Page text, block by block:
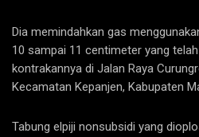
Dia memindahkan gas
10 sampai 11 centimeter yang
kontrakannya di Jalan Raya
Kecamatan Kepanjen, Kabupaten
Tabung elpiji nonsubsidi yang